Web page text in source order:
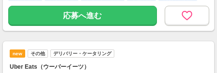
応募へ進む
new その他 デリバリー・ケータリング
Uber Eats（ウーバーイーツ）